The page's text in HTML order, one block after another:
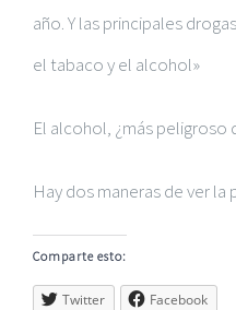
año. Y las principales
el tabaco y el alcohol»
El alcohol, ¿más peligroso
Hay dos maneras de ver
Comparte esto:
Twitter Facebook